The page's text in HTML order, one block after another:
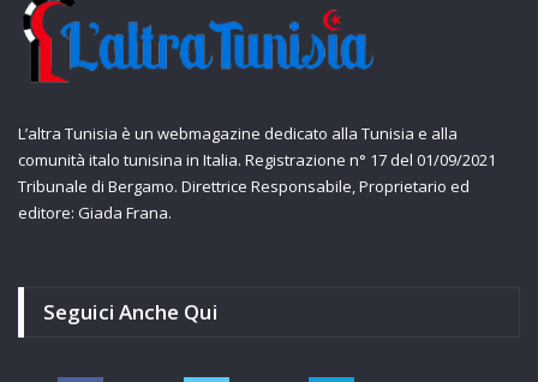
L’altra Tunisia è un webmagazine dedicato alla Tunisia e alla
comunità italo tunisina in Italia. Registrazione n° 17 del 01/09/2021
Tribunale di Bergamo. Direttrice Responsabile, Proprietario ed
editore: Giada Frana.
Seguici Anche Qui